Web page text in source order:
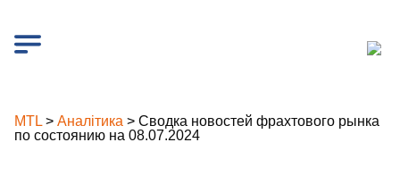
MTL > Аналітика > Сводка новостей фрахтового рынка
по состоянию на 08.07.2024